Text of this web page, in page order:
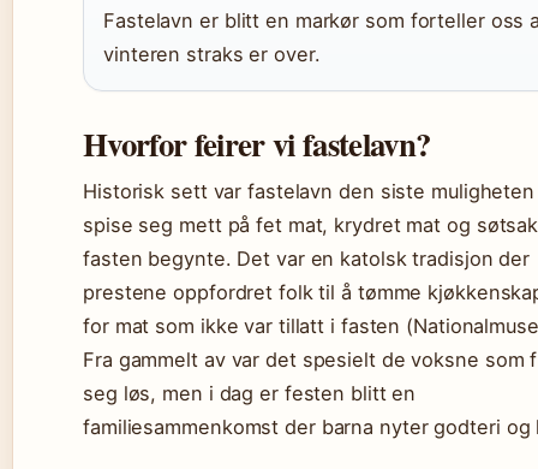
Fastelavn er blitt en markør som forteller oss
vinteren straks er over.
Hvorfor feirer vi fastelavn?
Historisk sett var fastelavn den siste
spise seg mett på fet mat, krydret mat og
fasten begynte. Det var en katolsk tradisjon der
prestene oppfordret folk til å tømme
for mat som ikke var tillatt i fasten
Fra gammelt av var det spesielt de voksne som
seg løs, men i dag er festen blitt en
familiesammenkomst der barna nyter godteri og